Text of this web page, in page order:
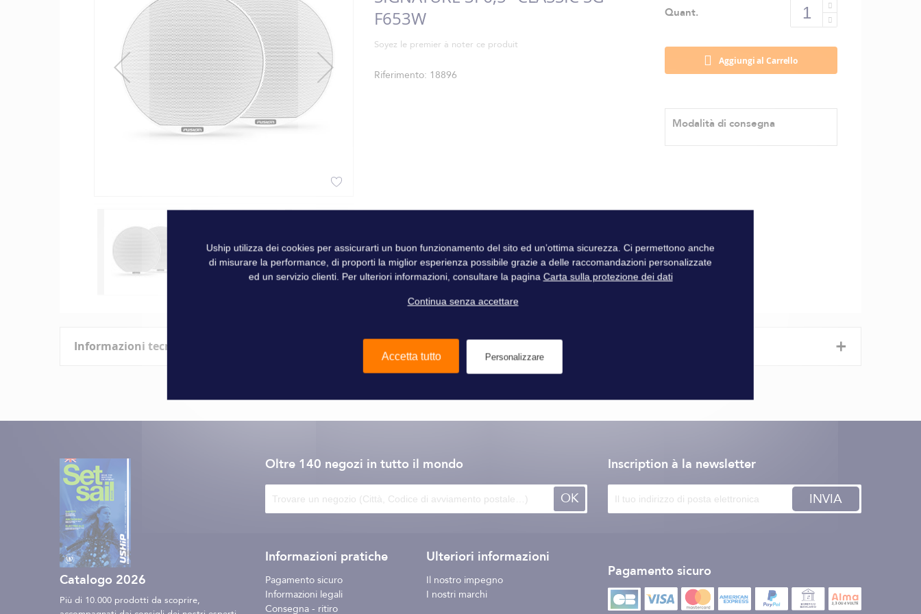
immagini
galleria
F653W
Soyez le premier à noter ce produit
Riferimento 18896
Quant.
Aggiungi al Carrello
Modalità di consegna
Informazioni tecniche +
Informazioni
Catalogo 2026
Più di 10.000 prodotti da scoprire,
Oltre 140 negozi in tutto il mondo
OK
Informazioni pratiche
Pagamento sicuro
Informazioni legali
Consegna - ritiro
Ulteriori informazioni
Il nostro impegno
I nostri marchi
Inscription à la newsletter
INVIA
Pagamento sicuro
Uship utilizza dei cookies per assicurarti un buon funzionamento del sito ed un’ottima sicurezza. Ci permettono anche
di misurare la performance, di proporti la miglior esperienza possibile grazie a delle raccomandazioni personalizzate
ed un servizio clienti. Per ulteriori informazioni, consultare la pagina Carta sulla protezione dei dati
Continua senza accettare
Accetta tutto Personalizzare